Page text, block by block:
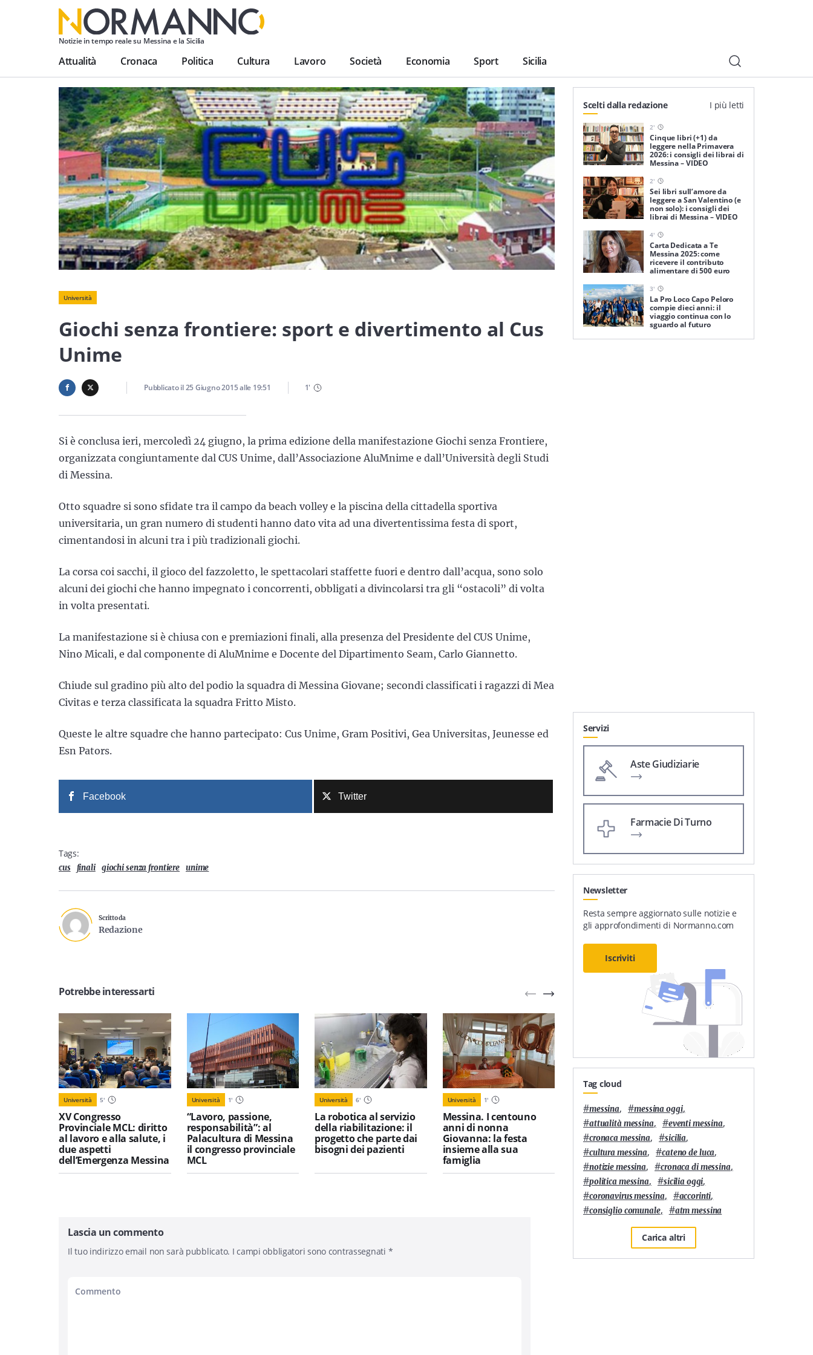
Notizie in tempo reale su Messina e la Sicilia
Attualità Cronaca Politica Cultura Lavoro Società Economia Sport Sicilia
Università
Giochi senza frontiere: sport e divertimento al Cus
Unime
Pubblicato il25 Giugno 2015alle 19:51 1'
Si è conclusa ieri, mercoledì 24 giugno, la prima edizione della manifestazione Giochi senza Frontiere,
organizzata congiuntamente dal CUS Unime, dall’Associazione AluMnime e dall’Università degli Studi
di Messina.
Otto squadre si sono sfidate tra il campo da beach volley e la piscina della cittadella sportiva
universitaria, un gran numero di studenti hanno dato vita ad una divertentissima festa di sport,
cimentandosi in alcuni tra i più tradizionali giochi.
La corsa coi sacchi, il gioco del fazzoletto, le spettacolari staffette fuori e dentro dall’acqua, sono solo
alcuni dei giochi che hanno impegnato i concorrenti, obbligati a divincolarsi tra gli “ostacoli” di volta
in volta presentati.
La manifestazione si è chiusa con e premiazioni finali, alla presenza del Presidente del CUS Unime,
Nino Micali, e dal componente di AluMnime e Docente del Dipartimento Seam, Carlo Giannetto.
Chiude sul gradino più alto del podio la squadra di Messina Giovane; secondi classificati i ragazzi di Mea
Civitas e terza classificata la squadra Fritto Misto.
Queste le altre squadre che hanno partecipato: Cus Unime, Gram Positivi, Gea Universitas, Jeunesse ed
Esn Pators.
Facebook Twitter
Tags:
cus finali giochi senza frontiere unime
Scritto da
Redazione
Potrebbe interessarti
Università 5'
XV Congresso
Provinciale MCL: diritto
al lavoro e alla salute, i
due aspetti
dell’Emergenza Messina
Università 1'
“Lavoro, passione,
responsabilità”: al
Palacultura di Messina
il congresso provinciale
MCL
Università 6'
La robotica al servizio
della riabilitazione: il
progetto che parte dai
bisogni dei pazienti
Università 1'
Messina. I centouno
anni di nonna
Giovanna: la festa
insieme alla sua
famiglia
Messina, verso i 50 anni
della Fondazione del
Movimento Cristiano
Lavoratori
Horcynus Festival 2019:
il programma della
Metamorfosi
Lascia un commento
Il tuo indirizzo email non sarà pubblicato. I campi obbligatori sono contrassegnati *
Scelti dalla redazione I più letti
2'
Cinque libri (+1) da
leggere nella Primavera
2026: i consigli dei librai di
Messina – VIDEO
2'
Sei libri sull’amore da
leggere a San Valentino (e
non solo): i consigli dei
librai di Messina – VIDEO
4'
Carta Dedicata a Te
Messina 2025: come
ricevere il contributo
alimentare di 500 euro
3'
La Pro Loco Capo Peloro
compie dieci anni: il
viaggio continua con lo
sguardo al futuro
Servizi
Aste Giudiziarie
Farmacie Di Turno
Newsletter
Resta sempre aggiornato sulle notizie e
gli approfondimenti di Normanno.com
Iscriviti
Tag cloud
#messina, #messina oggi,
#attualità messina, #eventi messina,
#cronaca messina, #sicilia,
#cultura messina, #cateno de luca,
#notizie messina, #cronaca di messina,
#politica messina, #sicilia oggi,
#coronavirus messina, #accorinti,
#consiglio comunale, #atm messina
Carica altri